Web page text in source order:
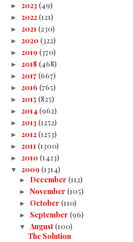
► 2023 (49)
► 2022 (121)
► 2021 (230)
► 2020 (322)
► 2019 (370)
► 2018 (468)
► 2017 (667)
► 2016 (765)
► 2015 (825)
► 2014 (962)
► 2013 (1252)
► 2012 (1253)
► 2011 (1300)
► 2010 (1423)
▼ 2009 (1314)
► December (112)
► November (105)
► October (110)
► September (96)
▼ August (100)
The Solution